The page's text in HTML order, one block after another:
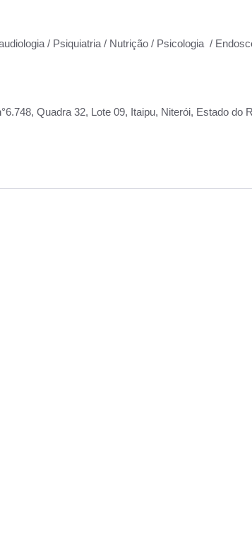
/ Psiquiatria / Nutrição / Psicologia /
Quadra 32, Lote 09, Itaipu, Niterói, Estado do